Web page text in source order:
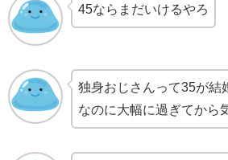
45ならまだいけるやろ
独身おじさんって35が結
なのに大幅に過ぎてから